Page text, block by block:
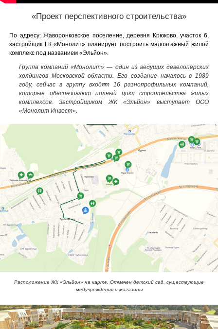
«Проект перспективного строительства»
По адресу: Жаворонковское поселение, деревня Крюково, участок 6,
застройщик ГК «Монолит» планирует построить малоэтажный жилой
комплекс под названием «Эльйон».
Группа компаний «Монолит» — один из ведущих девелоперских
холдингов Московской области. Его создание началось в 1989
году, сейчас в группу входят 16 разнопрофильных компаний,
которые обеспечивают полный цикл строительства жилых
комплексов. Застройщиком ЖК «Эльйон» выступает ООО
«Монолит Инвест».
Расположение ЖК «Эльйон» на карте. Отмечен детский сад, существующие
медучреждения и магазины